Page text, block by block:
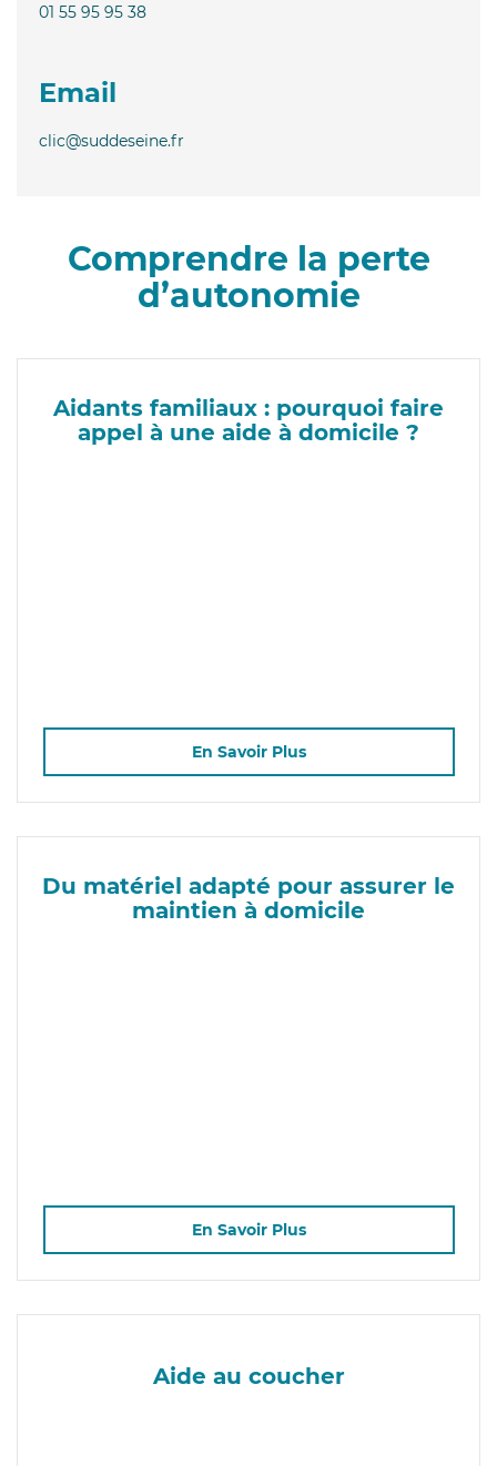
01 55 95 95 38
Email
clic@suddeseine.fr
Comprendre la perte
d’autonomie
Aidants familiaux : pourquoi faire
appel à une aide à domicile ?
En Savoir Plus
Du matériel adapté pour assurer le
maintien à domicile
En Savoir Plus
Aide au coucher